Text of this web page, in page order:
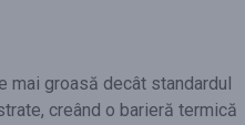
mai groasă decât standardul
creând o barieră termică